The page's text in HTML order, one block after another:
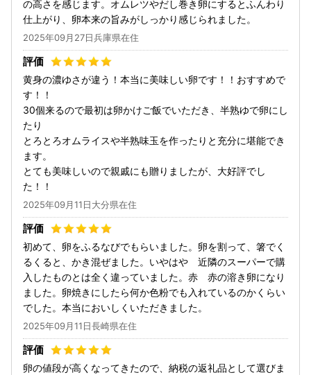
の高さを感じます。オムレツやだし巻き卵にするとふんわり
仕上がり、卵本来の旨みがしっかり感じられました。
2025年09月27日兵庫県在住
黄身の濃ゆさが違う！本当に美味しい卵です！！おすすめで
す！！
30個来るので最初は卵かけご飯でいただき、半熟ゆで卵にし
たり
とろとろオムライスや半熟味玉を作ったりと充分に堪能でき
ます。
とても美味しいので親戚にも贈りましたが、大好評でし
た！！
2025年09月11日大分県在住
初めて、卵をふるなびでもらいました。卵を割って、箸でく
るくると、かき混ぜました。いやはや 近隣のスーパーで購
入したものとは全く違っていました。赤 赤の溶き卵になり
ました。卵焼きにしたら何か色粉でも入れているのかくらい
でした。本当においしくいただきました。
2025年09月11日長崎県在住
卵の値段が高くなってきたので、納税の返礼品として選びま